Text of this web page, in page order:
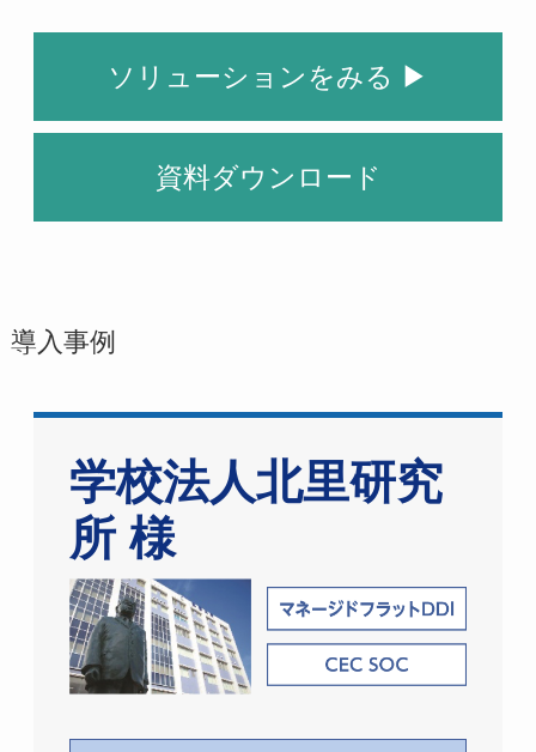
ソリューションをみる ▶
資料ダウンロード
導入事例
学校法人北里研究
所 様